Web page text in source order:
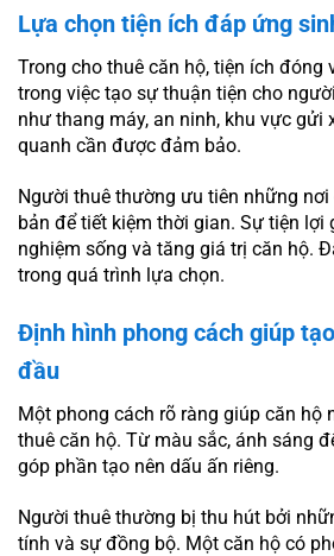
Lựa chọn tiện ích đáp ứng
Trong cho thuê căn hộ, tiện ích đóng
trong việc tạo sự thuận tiện cho
như thang máy, an ninh, khu vực gửi
quanh cần được đảm bảo.
Người thuê thường ưu tiên những
bản để tiết kiệm thời gian. Sự tiện lợi
nghiệm sống và tăng giá trị căn hộ.
trong quá trình lựa chọn.
Định hình phong cách giúp
đầu
Một phong cách rõ ràng giúp căn hộ
thuê căn hộ. Từ màu sắc, ánh sáng
góp phần tạo nên dấu ấn riêng.
Người thuê thường bị thu hút bởi
tính và sự đồng bộ. Một căn hộ có